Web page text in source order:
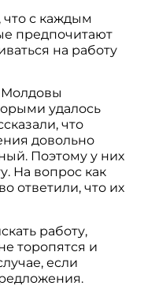
что с каждым
предпочитают
на работу
Молдовы
удалось
что
довольно
Поэтому у них
На вопрос как
ответили, что их
работу,
торопятся и
если